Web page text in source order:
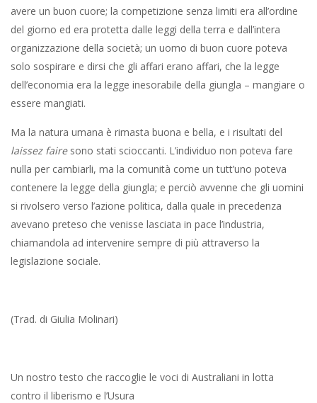
avere un buon cuore; la competizione senza limiti era all’ordine
del giorno ed era protetta dalle leggi della terra e dall’intera
organizzazione della società; un uomo di buon cuore poteva
solo sospirare e dirsi che gli affari erano affari, che la legge
dell’economia era la legge inesorabile della giungla – mangiare o
essere mangiati.
Ma la natura umana è rimasta buona e bella, e i risultati del
laissez fairesono stati scioccanti. L’individuo non poteva fare
nulla per cambiarli, ma la comunità come un tutt’uno poteva
contenere la legge della giungla; e perciò avvenne che gli uomini
si rivolsero verso l’azione politica, dalla quale in precedenza
avevano preteso che venisse lasciata in pace l’industria,
chiamandola ad intervenire sempre di più attraverso la
legislazione sociale.
(Trad. di Giulia Molinari)
Un nostro testo che raccoglie le voci di Australiani in lotta
contro il liberismo e l’Usura